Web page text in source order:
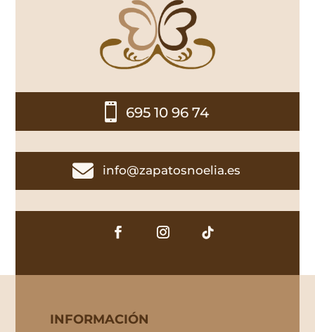
 695 10 96 74
 info@zapatosnoelia.es
INFORMACIÓN